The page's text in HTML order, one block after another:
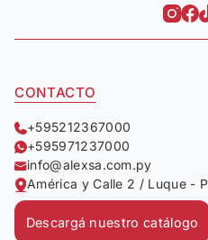
CONTACTO
+595212367000
+595971237000
info@alexsa.com.py
América y Calle 2 / Luque -
Descargá nuestro catálogo